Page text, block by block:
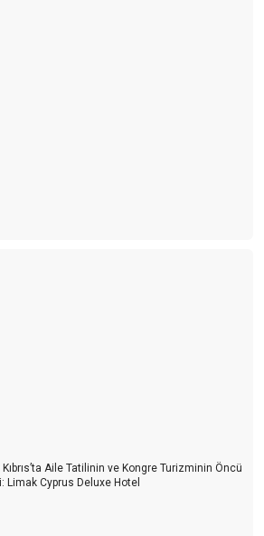
Kıbrıs’ta Aile Tatilinin ve Kongre Turizminin Öncü
Limak Cyprus Deluxe Hotel